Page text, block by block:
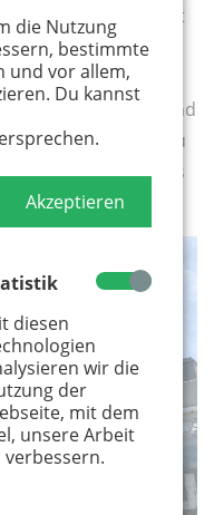
die Nutzung
bestimmte
und vor allem,
Du kannst
Akzeptieren
diesen
wir die
der
mit dem
unsere Arbeit
verbessern.
Rodenkirchens, heißt
aus dem 10.
ein bisschen
zu stehen und
den Schuhen zu
Rodenkirchens